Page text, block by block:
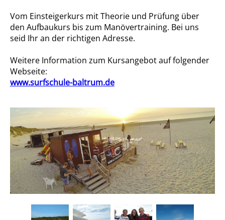
Vom Einsteigerkurs mit Theorie und Prüfung über
den Aufbaukurs bis zum Manövertraining. Bei uns
seid Ihr an der richtigen Adresse.
Weitere Information zum Kursangebot auf folgender
Webseite:
www.surfschule-baltrum.de